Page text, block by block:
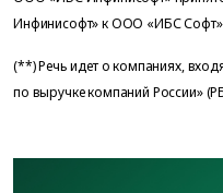
Инфинисофт» к ООО «ИБС
(**) Речь идет о компаниях,
по выручке компаний России»